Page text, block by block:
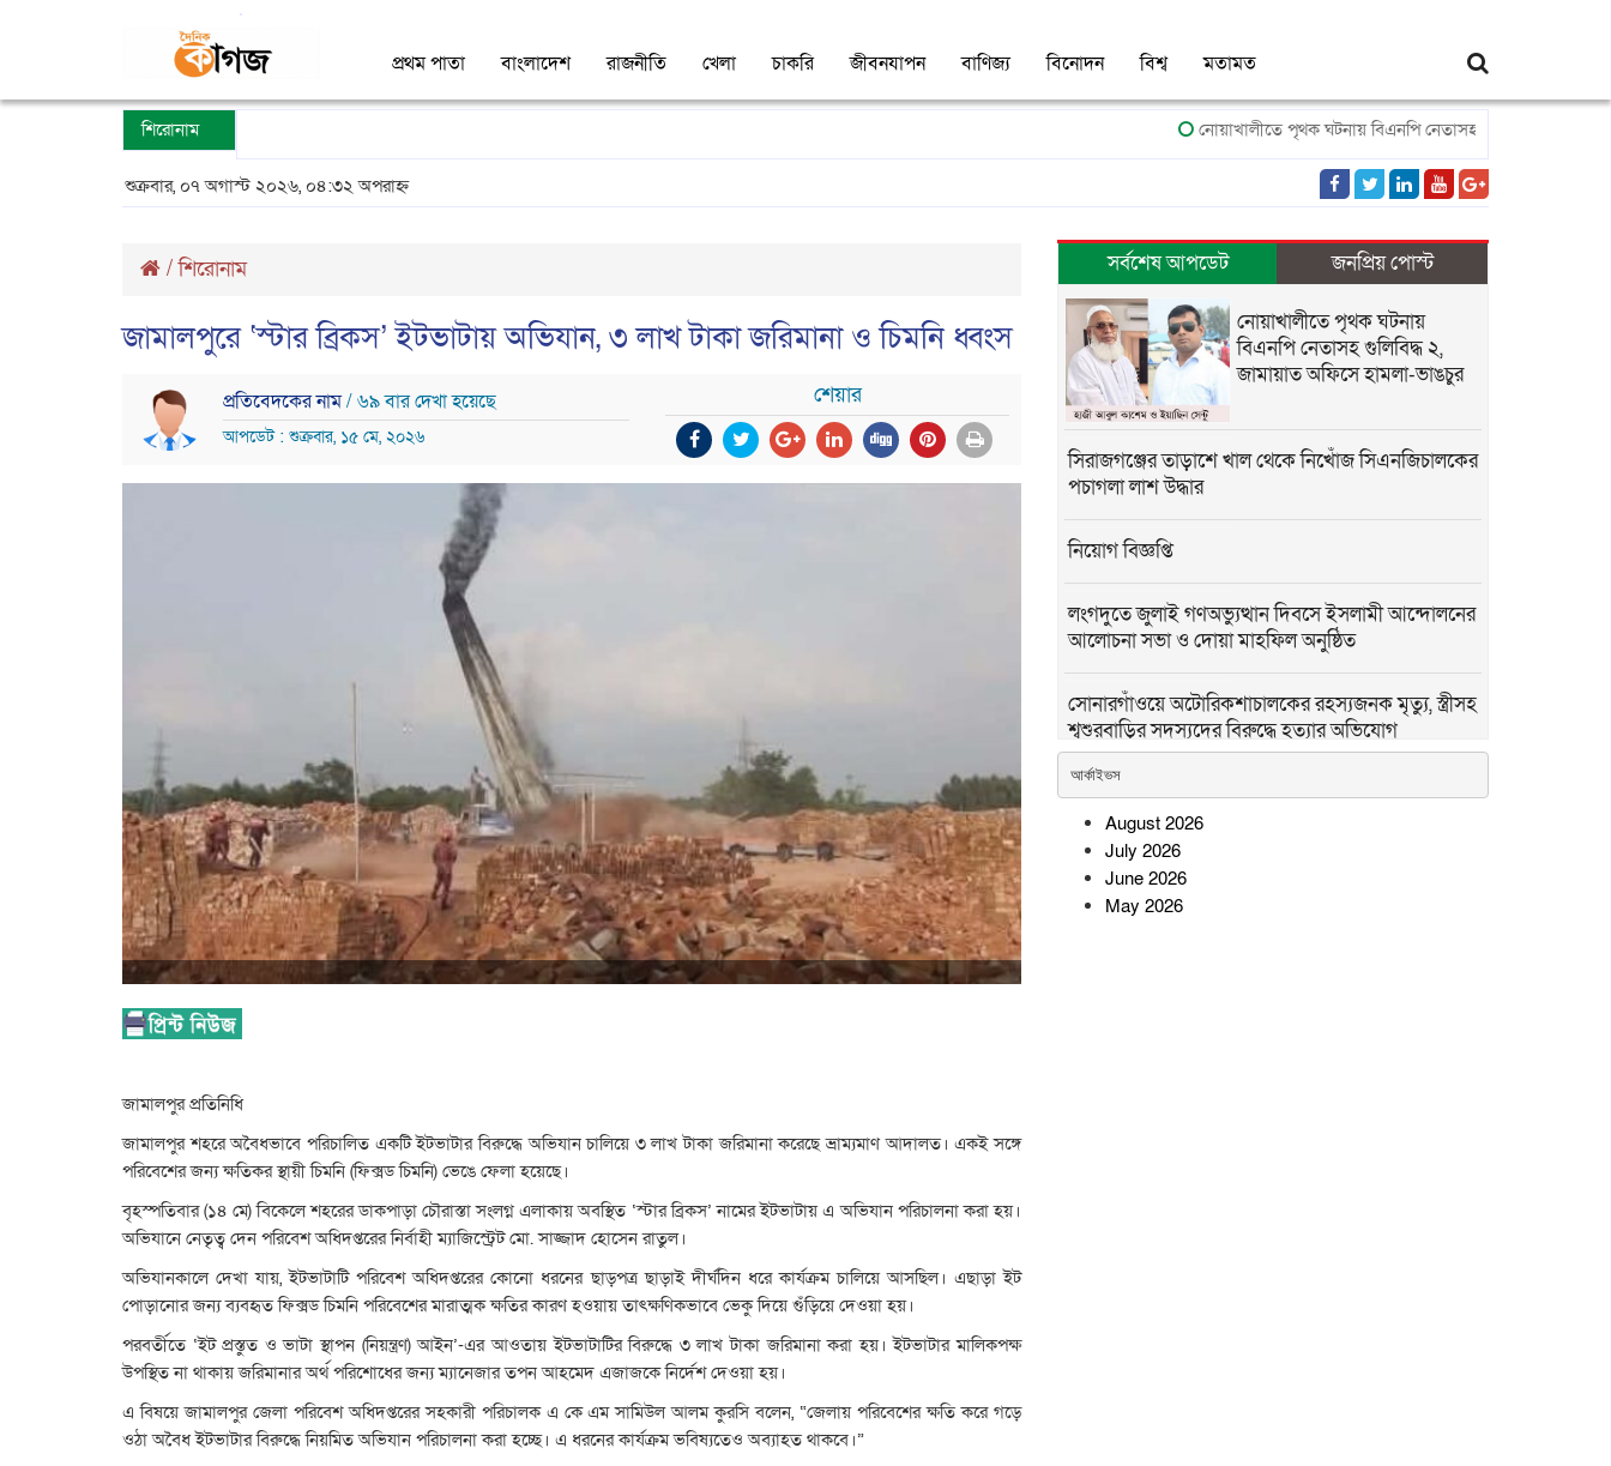
প্রথম পাতা বাংলাদেশ রাজনীতি খেলা চাকরি জীবনযাপন বাণিজ্য বিনোদন বিশ্ব মতামত
শিরোনাম নোয়াখালীতে পৃথক ঘটনায় বিএনপি নেতাসহ গুলিবিদ্ধ ২, জামায়াত
শুক্রবার, ০৭ অগাস্ট ২০২৬, ০৪:৩২ অপরাহ্ন
/শিরোনাম
জামালপুরে ‘স্টার ব্রিকস’ ইটভাটায় অভিযান, ৩ লাখ টাকা জরিমানা ও চিমনি ধ্বংস
প্রতিবেদকের নাম/ ৬৯ বার দেখা হয়েছে
আপডেট : শুক্রবার, ১৫ মে, ২০২৬
শেয়ার
জামালপুর প্রতিনিধি
জামালপুর শহরে অবৈধভাবে পরিচালিত একটি ইটভাটার বিরুদ্ধে অভিযান চালিয়ে ৩ লাখ টাকা জরিমানা করেছে ভ্রাম্যমাণ আদালত। একই সঙ্গে
পরিবেশের জন্য ক্ষতিকর স্থায়ী চিমনি (ফিক্সড চিমনি) ভেঙে ফেলা হয়েছে।
বৃহস্পতিবার (১৪ মে) বিকেলে শহরের ডাকপাড়া চৌরাস্তা সংলগ্ন এলাকায় অবস্থিত ‘স্টার ব্রিকস’ নামের ইটভাটায় এ অভিযান পরিচালনা করা হয়।
অভিযানে নেতৃত্ব দেন পরিবেশ অধিদপ্তরের নির্বাহী ম্যাজিস্ট্রেট মো. সাজ্জাদ হোসেন রাতুল।
অভিযানকালে দেখা যায়, ইটভাটাটি পরিবেশ অধিদপ্তরের কোনো ধরনের ছাড়পত্র ছাড়াই দীর্ঘদিন ধরে কার্যক্রম চালিয়ে আসছিল। এছাড়া ইট
পোড়ানোর জন্য ব্যবহৃত ফিক্সড চিমনি পরিবেশের মারাত্মক ক্ষতির কারণ হওয়ায় তাৎক্ষণিকভাবে ভেকু দিয়ে গুঁড়িয়ে দেওয়া হয়।
পরবর্তীতে ‘ইট প্রস্তুত ও ভাটা স্থাপন (নিয়ন্ত্রণ) আইন’-এর আওতায় ইটভাটাটির বিরুদ্ধে ৩ লাখ টাকা জরিমানা করা হয়। ইটভাটার মালিকপক্ষ
উপস্থিত না থাকায় জরিমানার অর্থ পরিশোধের জন্য ম্যানেজার তপন আহমেদ এজাজকে নির্দেশ দেওয়া হয়।
এ বিষয়ে জামালপুর জেলা পরিবেশ অধিদপ্তরের সহকারী পরিচালক এ কে এম সামিউল আলম কুরসি বলেন, “জেলায় পরিবেশের ক্ষতি করে গড়ে
ওঠা অবৈধ ইটভাটার বিরুদ্ধে নিয়মিত অভিযান পরিচালনা করা হচ্ছে। এ ধরনের কার্যক্রম ভবিষ্যতেও অব্যাহত থাকবে।”
সর্বশেষ আপডেট জনপ্রিয় পোস্ট
নোয়াখালীতে পৃথক ঘটনায়
বিএনপি নেতাসহ গুলিবিদ্ধ ২,
জামায়াত অফিসে হামলা-ভাঙচুর
সিরাজগঞ্জের তাড়াশে খাল থেকে নিখোঁজ সিএনজিচালকের
পচাগলা লাশ উদ্ধার
নিয়োগ বিজ্ঞপ্তি
লংগদুতে জুলাই গণঅভ্যুত্থান দিবসে ইসলামী আন্দোলনের
আলোচনা সভা ও দোয়া মাহফিল অনুষ্ঠিত
সোনারগাঁওয়ে অটোরিকশাচালকের রহস্যজনক মৃত্যু, স্ত্রীসহ
শ্বশুরবাড়ির সদস্যদের বিরুদ্ধে হত্যার অভিযোগ
পদ্মার পাড় ধসে নিখোঁজের ২৮ ঘণ্টা পর শিশু নূরিয়ার
মরদেহ উদ্ধার
আর্কাইভস
August 2026
July 2026
June 2026
May 2026